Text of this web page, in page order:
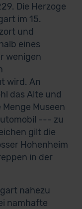
Die Herzoge
im 15.
und
eines
wenigen
wird. An
das Alte und
Museen
--- zu
gilt die
Hohenheim
in der
nahezu
namhafte